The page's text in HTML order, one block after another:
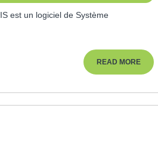
READ MOREREAD
MORE